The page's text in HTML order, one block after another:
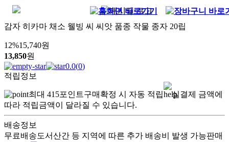
감자 히카마 채소 웰빙 씨 씨앗 품종 작물 종자 20립
12%15,740원
13,850원
0.0(0)
적립정보
최대 415포인트구매확정 시 자동 적립
실결제 금액에
따라 적립금액이 달라질 수 있습니다.
배송정보
무료배송도서산간 등 지역에 따른 추가 배송비 발생 가능판매